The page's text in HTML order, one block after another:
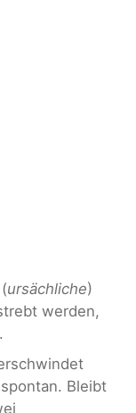
ursächliche)
werden,
Bleibt